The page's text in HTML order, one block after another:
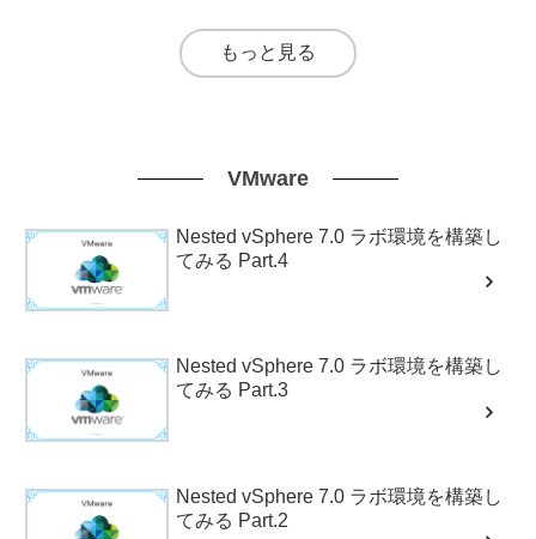
もっと見る
VMware
Nested vSphere 7.0 ラボ環境を構築し
てみる Part.4
Nested vSphere 7.0 ラボ環境を構築し
てみる Part.3
Nested vSphere 7.0 ラボ環境を構築し
てみる Part.2